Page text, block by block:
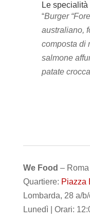
Le
“Burger
australiano,
composta di
salmone
patate
We Food – Roma
Quartiere: Piazza
Lombarda, 28 a/
Lunedì | Orari: